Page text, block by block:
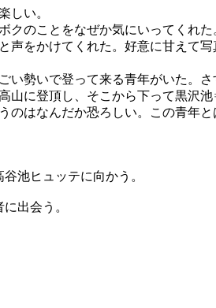
しい。
のことをなぜか気にいってくれ
をかけてくれた。好意に甘えて
勢いで登って来る青年がいた。
山に登頂し、そこから下って黒
はなんだか恐ろしい。この青年
池ヒュッテに向かう。
出会う。